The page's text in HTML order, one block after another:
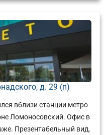
д. 29 (п)
вблизи станции метро
Ломоносовский. Офис в
Презентабельный вид,